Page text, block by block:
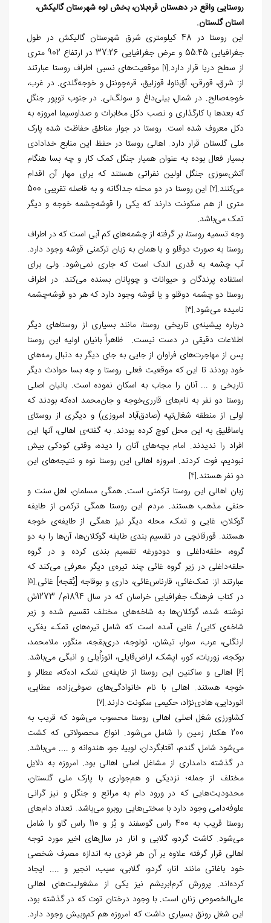
روستایی واقع در دهستان قره‌بلان، بخش لوه شهرستان گالیکش،
استان گلستان.
این روستا در 48 کیلومتری ‌شرق شهرستان گالیکش در طول
جغرافیایی 55:45 و عرض جغرافیایی 37:26 در ارتفاع 902 متری
از سطح دریا قرار دارد.[1]
موقعیت‌های نسبی اطراف روستا عبارتند
از: شرق، قورقن، آق‌ناوا، قوزلیق، قره‌چونتل و خوجه‌گلدی. در غرب،
خوجه‌صالح. در شمال، بیلی‌داغ و سولگ‌لی. در جنوب توپور جنگل
که بعدها با کارگذاری و نصب دکل مخابرات و صداوسیما امروزه به
دکل معروف شده است. روستا در جوار مناطق حفاظت شده پارک
ملی گلستان قرار دارد. اهالی روستا در حفظ این منابع خدادادی
بسیار فعال بوده به عنوان همیار جنگل کمک کار و چه بسا هنگام
آتش‌سوزی جنگل اولین نفراتی هستند که برای مهار آن اقدام
می‌کنند.[2]
این روستا در دو محله جداگانه و به فاصله تقریبی 500
متری از هم سکونت دارند که یکی را قوشه‌چشمه خوجه و دیگر
تمک می‌باشد.
وجه تسمیه روستا، بر گرفته از چشمه‌های کم آبی است که در اطراف
روستا به صورت دوقلو و یا همان به زبان ترکمنی قوشه وجود دارد.
آب چشمه به قدری اندک است که جاری نمی‌شود. ولی برای
استفاده پرندگان و حیوانات و چوپانان بسنده می‌کند. در اطراف
روستا دو چشمه دوقلو و یا قوشه وجود دارد که هر دو قوشه‌چشمه
نامیده می‌شود.[3]
درباره پیشینه‌ی تاریخی روستا، مانند بسیاری از روستاهای دیگر
اطلاعات دقیقی در دست نیست. ظاهراً بانیان اولیه این روستا
پس از مهاجرت‌های فراوان از جایی به جای دیگر به دنبال رمه‌های
خود بودند تا این که موقعیت فعلی روستا و چه بسا حوادث دیگر
تاریخی و ... آنان را مجاب به اسکان نموده است. بانیان اصلی
روستا دو نفر به نام‌های قارری‌خوجه و جان‌محمد اده‌که بودند که
اولی از منطقه شغال‌تپه (صادق‌آباد امروزی) و دیگری از روستای
یاساقلیق به این محل کوچ کرده بودند. به گفته‌ی اهالی، آنها این
افراد را ندیدند. امام بچه‌های آنان را دیده، وقتی کودکی بیش
نبودیم، فوت کردند. امروزه اهالی این روستا نوه و نتیجه‌های این
دو نفر هستند.[4]
زبان اهالی این روستا ترکمنی است. همگی مسلمان، اهل سنت و
حنفی مذهب هستند. مردم این روستا همگی ترکمن از طایفه
گوکلان، غایی و تمک، محله دیگر نیز همگی از طایفه‌ی خوجه
هستند. قورقانچی در تقسیم بندی طایفه‌ گوکلان‌ها، آن‌ها را به دو
گروه، حلقه‌داغلی و دودورغه تقسیم بندی کرده و در گروه
حلقه‌داغلی در زیر گروه غائی چند تیره‌ی دیگر معرفی می‌کند که
عبارتند از: تمک‌غائی، قارناس‌غائی، داری و بوقاجه [بُقجه] غائی.[5]
در کتاب فرهنگ جغرافیایی خراسان که در سال 1894م/ 1273ش
نوشته شده، گوکلان‌ها به شاخه‌های مختلف تقسیم شده و زیر
شاخه‌ی کایی/ غایی آمده است که شامل تیره‌های تمک، یفکی،
ارنگلی، عرب، سوار، تیشان، تولوجه، دری‌بقجه، منگور، ملامحمد،
بوکجه، زوریات، کور، اپشک، اراض‌قایلی، اتوزاُیلی و انبگی می‌باشد.
[6]
اهالی و ساکنین این روستا از طایفه‌ی تمک، اده‌که، عطالر و
خوجه هستند. اهالی با نام خانوادگی‌های صوفی‌زاده، عطایی،
انوردایی، هادی‌نژاد، حکیمی سکونت دارند.[7]
کشاورزی شغل اصلی اهالی روستا محسوب می‌شود که قریب به
200 هکتار زمین را شامل می‌شود. انواع محصولاتی که کشت
می‌شود شامل، گندم، آفتابگردان، لوبیا، جو، هندوانه و .... می‌باشد.
در گذشته دامداری از مشاغل اصلی اهالی بود. امروزه به دلایل
مختلف از جمله؛ نزدیکی و هم‌جواری با پارک ملی گلستان،
محدودیت‌هایی که در ورود دام به مراتع و جنگل و نیز گرانی
علوفه‌دامی وجود دارد با سختی‌هایی روبرو می‌باشد. تعداد دام‌های
روستا قریب به 400 راس گوسفند و بُز و 110 راس گاو را شامل
می‌شود. کاشت گردو، گلابی و انار در سال‌های اخیر مورد توجه
اهالی قرار گرفته علاوه بر آن هر فردی به اندازه مصرف شخصی
خود باغاتی مانند انار، گردو، گلابی، سیب، انجیر و .... ایجاد
کرده‌اند. پرورش کرم‌ابریشم نیز یکی از مشغولیت‌های اهالی
علی‌الخصوص زنان است. با وجود درختان توت که در گذشته بود،
این شغل رونق بسیاری داشت که امروزه هم کم‌وبیش وجود دارد.